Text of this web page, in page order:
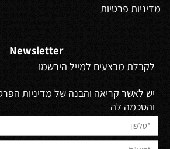
מדיניות פרטיות
Newsletter
לקבלת מבצעים למייל הירשמו
יש לאשר קריאה והבנה של מדיניות
והסכמה לה